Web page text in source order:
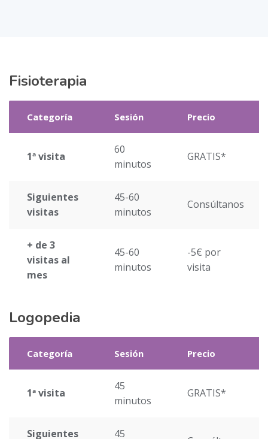
Fisioterapia
Categoría Sesión Precio
1ª visita
60
minutos
GRATIS*
Siguientes
visitas
45-60
minutos
Consúltanos
+ de 3
visitas al
mes
45-60
minutos
-5€ por
visita
Logopedia
Categoría Sesión Precio
1ª visita
45
minutos
GRATIS*
Siguientes
45